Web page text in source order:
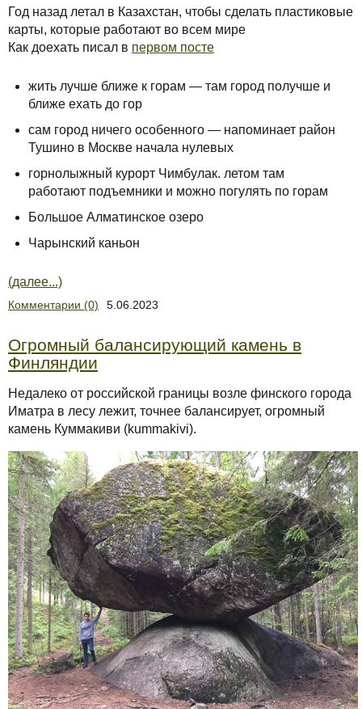
Год назад летал в Казахстан, чтобы сделать пластиковые
карты, которые работают во всем мире
Как доехать писал в первом посте
жить лучше ближе к горам — там город получше и
ближе ехать до гор
сам город ничего особенного — напоминает район
Тушино в Москве начала нулевых
горнолыжный курорт Чимбулак. летом там
работают подъемники и можно погулять по горам
Большое Алматинское озеро
Чарынский каньон
(далее...)
Комментарии (0) 5.06.2023
Огромный балансирующий камень в
Финляндии
Недалеко от российской границы возле финского города
Иматра в лесу лежит, точнее балансирует, огромный
камень Куммакиви (kummakivi).